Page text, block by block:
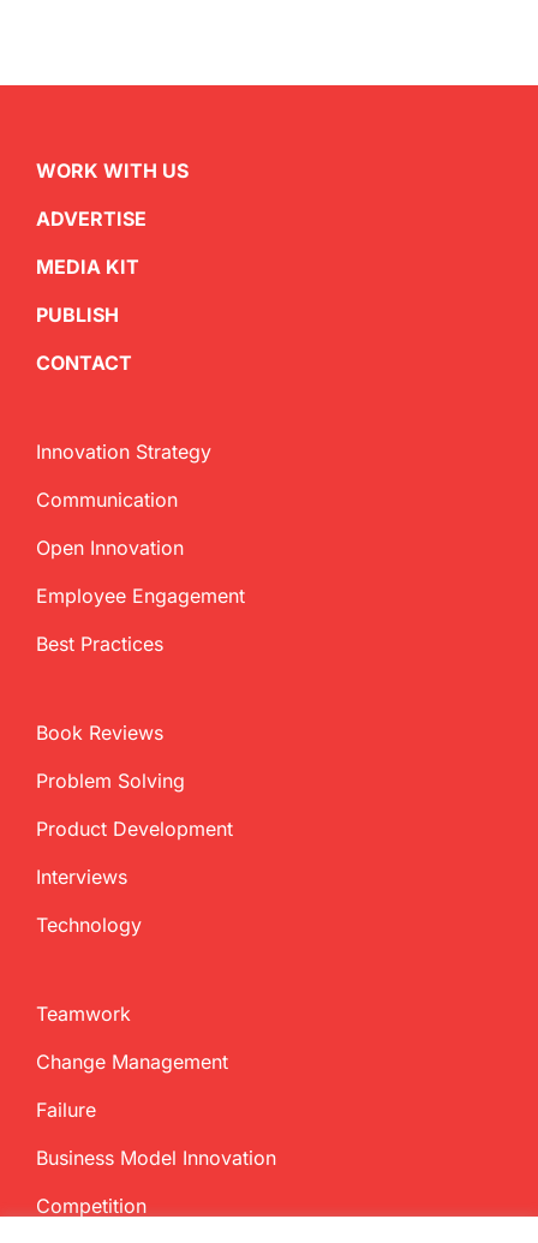
WORK WITH US
ADVERTISE
MEDIA KIT
PUBLISH
CONTACT
Innovation Strategy
Communication
Open Innovation
Employee Engagement
Best Practices
Book Reviews
Problem Solving
Product Development
Interviews
Technology
Teamwork
Change Management
Failure
Business Model Innovation
Competition